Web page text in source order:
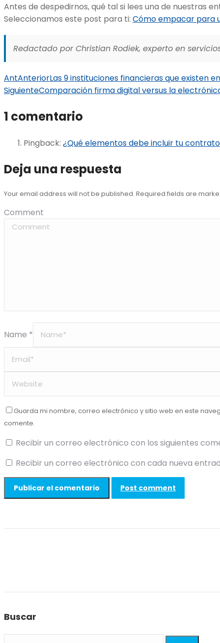
Antes de despedirnos, qué tal si lees una de nuestras
Seleccionamos este post para ti: Cómo empacar para
Redactado por Christian Rodiek, experto en
AntAnteriorLas 9 instituciones financieras que existen
SiguienteComparación firma digital versus la
1 comentario
Pingback: ¿Qué elementos debe incluir tu
Deja una respuesta
Your email address will not be published. Required fields are
Comment
Name *
Guarda mi nombre, correo electrónico y sitio web en este
comente.
Recibir un correo electrónico con los siguientes
Recibir un correo electrónico con cada nueva
Post comment
Buscar